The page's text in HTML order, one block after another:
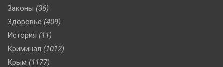
Законы (36)
Здоровье (409)
История (11)
Криминал (1012)
Крым (1177)